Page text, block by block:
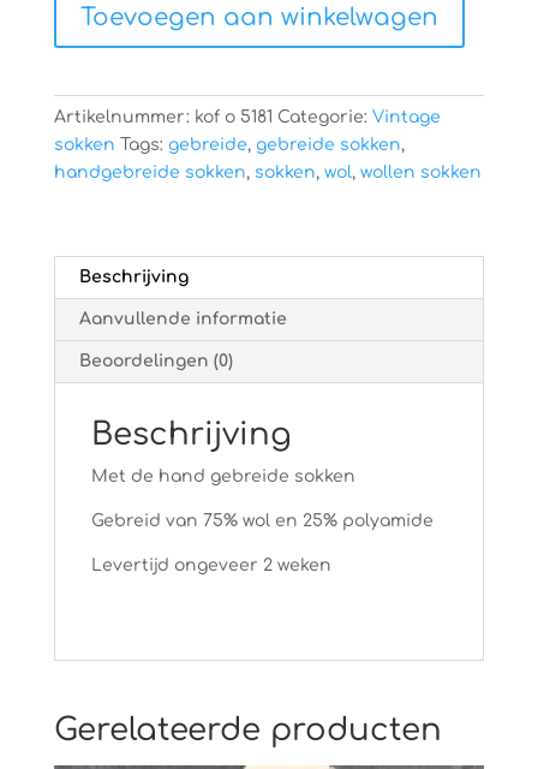
Toevoegen aan winkelwagen
Artikelnummer: kof o 5181 Categorie: Vintage
sokken Tags: gebreide, gebreide sokken,
handgebreide sokken, sokken, wol, wollen sokken
Beschrijving
Aanvullende informatie
Beoordelingen (0)
Beschrijving
Met de hand gebreide sokken
Gebreid van 75% wol en 25% polyamide
Levertijd ongeveer 2 weken
Gerelateerde producten